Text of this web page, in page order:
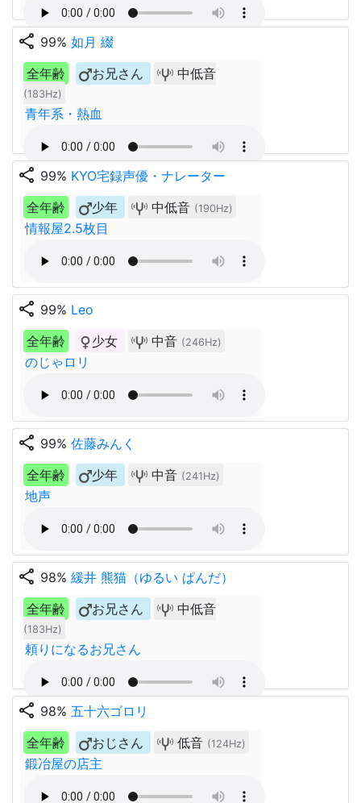
share 99% 如月 綴
全年齢
お兄さん 中低音
(183Hz)
青年系・熱血
share 99% KYO宅録声優・ナレーター
全年齢
少年 中低音 (190Hz)
情報屋2.5枚目
share 99% Leo
全年齢
少女 中音 (246Hz)
のじゃロリ
share 99% 佐藤みんく
全年齢
少年 中音 (241Hz)
地声
share 98% 緩井 熊猫（ゆるい ぱんだ）
全年齢
お兄さん 中低音
(183Hz)
頼りになるお兄さん
share 98% 五十六ゴロリ
全年齢
おじさん 低音 (124Hz)
鍛冶屋の店主